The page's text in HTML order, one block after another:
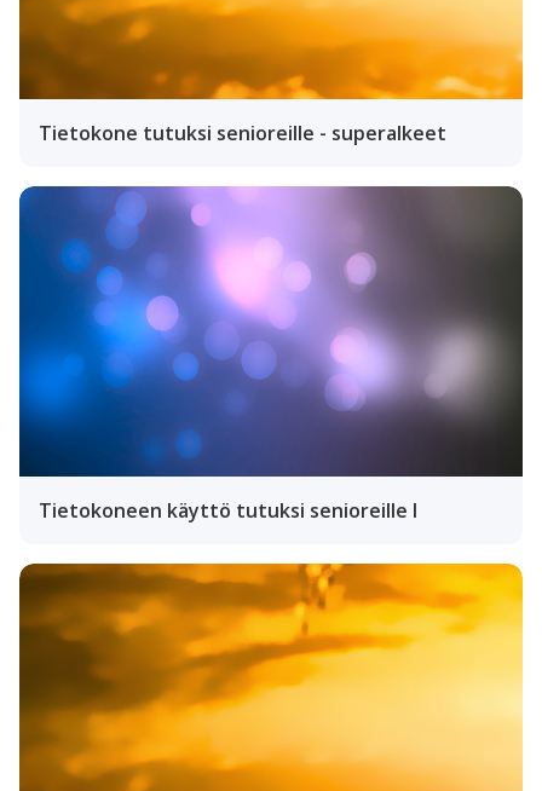
Tietokone tutuksi senioreille - superalkeet
Tietokoneen käyttö tutuksi senioreille I